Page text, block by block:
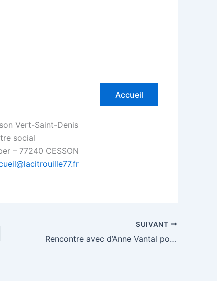
Accueil
Vert-Saint-Denis
social
– 77240 CESSON
SUIVANT
Rencontre avec d’Anne Vantal pour son premier roman